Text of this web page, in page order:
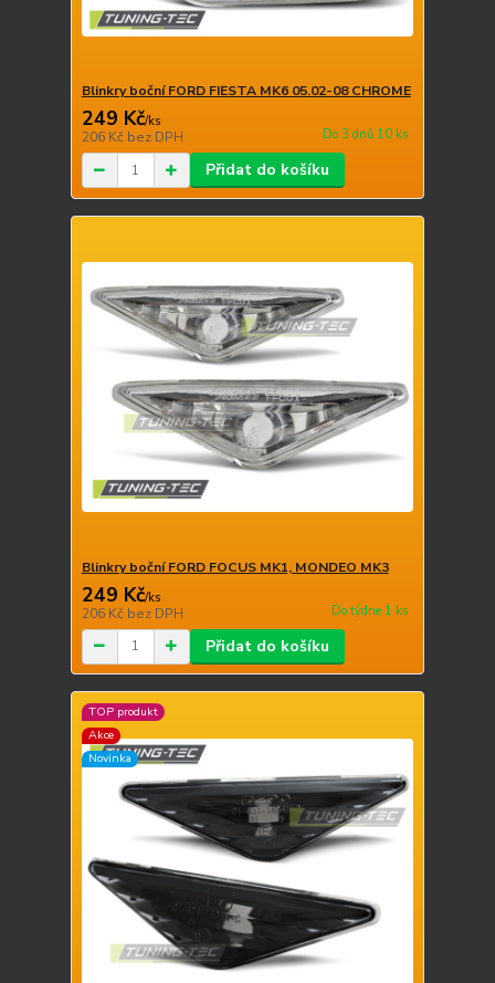
Blinkry boční FORD FIESTA MK6 05.02-08 CHROME
249 Kč/ks
206 Kč bez DPH Do 3 dnů 10 ks
Přidat do košíku
Blinkry boční FORD FOCUS MK1, MONDEO MK3
249 Kč/ks
206 Kč bez DPH Do týdne 1 ks
Přidat do košíku
TOP produkt
Akce
Novinka